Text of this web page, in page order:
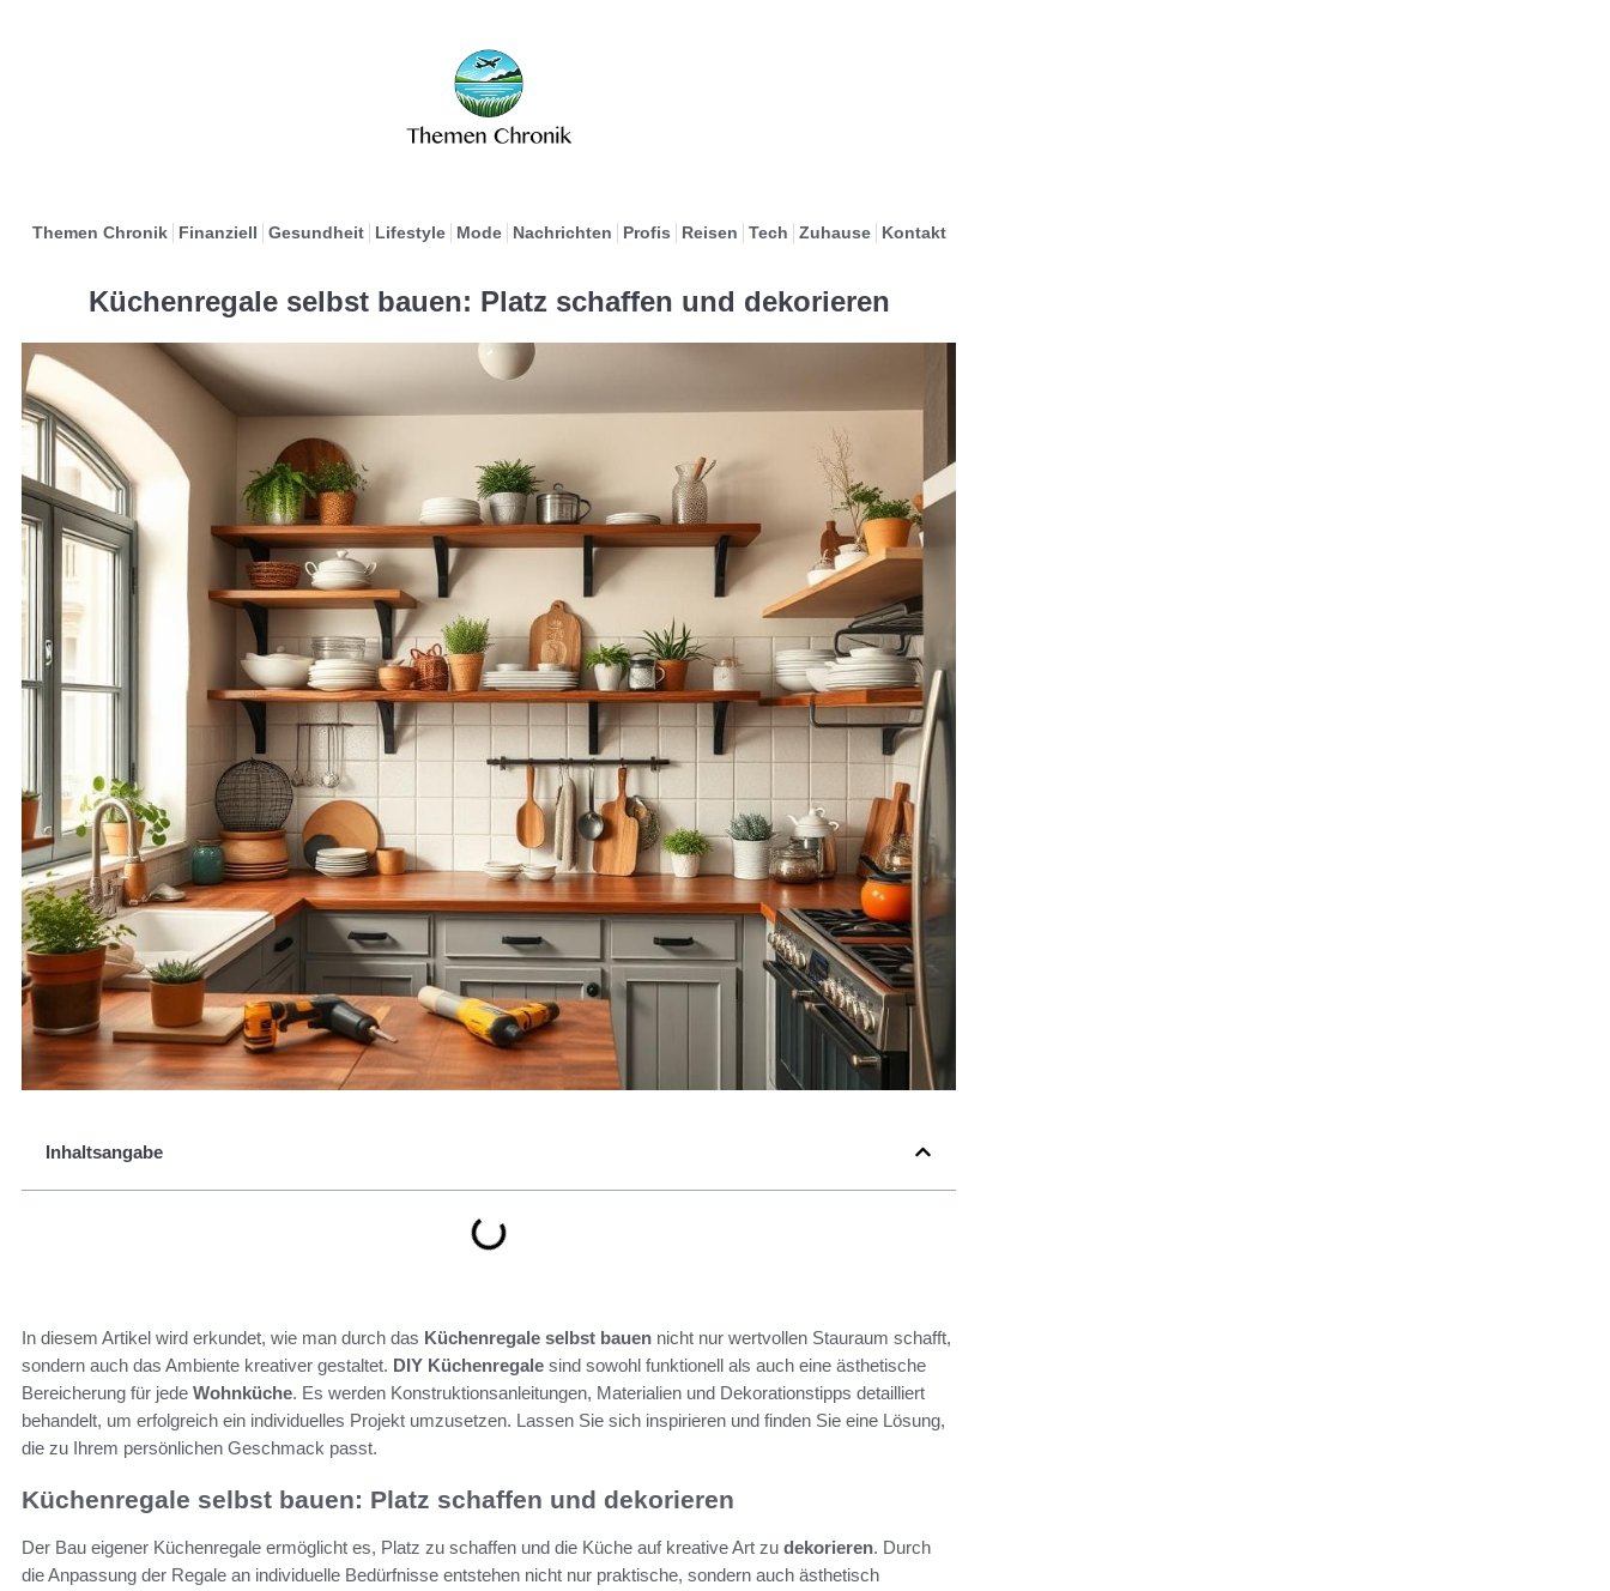
Themen Chronik Finanziell Gesundheit Lifestyle Mode Nachrichten Profis Reisen Tech Zuhause Kontakt
Küchenregale selbst bauen: Platz schaffen und dekorieren
Inhaltsangabe
In diesem Artikel wird erkundet, wie man durch das Küchenregale selbst bauen nicht nur wertvollen Stauraum schafft,
sondern auch das Ambiente kreativer gestaltet. DIY Küchenregale sind sowohl funktionell als auch eine ästhetische
Bereicherung für jede Wohnküche. Es werden Konstruktionsanleitungen, Materialien und Dekorationstipps detailliert
behandelt, um erfolgreich ein individuelles Projekt umzusetzen. Lassen Sie sich inspirieren und finden Sie eine Lösung,
die zu Ihrem persönlichen Geschmack passt.
Küchenregale selbst bauen: Platz schaffen und dekorieren
Der Bau eigener Küchenregale ermöglicht es, Platz zu schaffen und die Küche auf kreative Art zu dekorieren. Durch
die Anpassung der Regale an individuelle Bedürfnisse entstehen nicht nur praktische, sondern auch ästhetisch